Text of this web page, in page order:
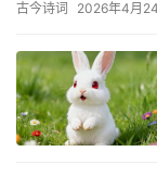
古今诗词 2026年4月